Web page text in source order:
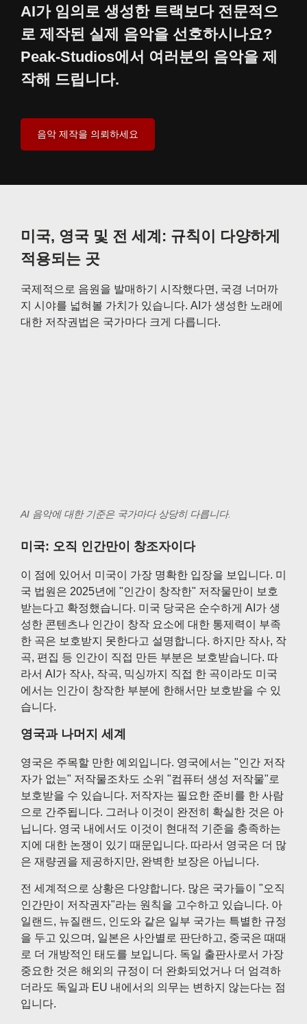
AI가 임의로 생성한 트랙보다 전문적으
로 제작된 실제 음악을 선호하시나요?
Peak-Studios에서 여러분의 음악을 제
작해 드립니다.
음악 제작을 의뢰하세요
미국, 영국 및 전 세계: 규칙이 다양하게
적용되는 곳
국제적으로 음원을 발매하기 시작했다면, 국경 너머까
지 시야를 넓혀볼 가치가 있습니다. AI가 생성한 노래에
대한 저작권법은 국가마다 크게 다릅니다.
AI 음악에 대한 기준은 국가마다 상당히 다릅니다.
미국: 오직 인간만이 창조자이다
이 점에 있어서 미국이 가장 명확한 입장을 보입니다. 미
국 법원은 2025년에 "인간이 창작한" 저작물만이 보호
받는다고 확정했습니다. 미국 당국은 순수하게 AI가 생
성한 콘텐츠나 인간이 창작 요소에 대한 통제력이 부족
한 곡은 보호받지 못한다고 설명합니다. 하지만 작사, 작
곡, 편집 등 인간이 직접 만든 부분은 보호받습니다. 따
라서 AI가 작사, 작곡, 믹싱까지 직접 한 곡이라도 미국
에서는 인간이 창작한 부분에 한해서만 보호받을 수 있
습니다.
영국과 나머지 세계
영국은 주목할 만한 예외입니다. 영국에서는 "인간 저작
자가 없는" 저작물조차도 소위 "컴퓨터 생성 저작물"로
보호받을 수 있습니다. 저작자는 필요한 준비를 한 사람
으로 간주됩니다. 그러나 이것이 완전히 확실한 것은 아
닙니다. 영국 내에서도 이것이 현대적 기준을 충족하는
지에 대한 논쟁이 있기 때문입니다. 따라서 영국은 더 많
은 재량권을 제공하지만, 완벽한 보장은 아닙니다.
전 세계적으로 상황은 다양합니다. 많은 국가들이 "오직
인간만이 저작권자"라는 원칙을 고수하고 있습니다. 아
일랜드, 뉴질랜드, 인도와 같은 일부 국가는 특별한 규정
을 두고 있으며, 일본은 사안별로 판단하고, 중국은 때때
로 더 개방적인 태도를 보입니다. 독일 출판사로서 가장
중요한 것은 해외의 규정이 더 완화되었거나 더 엄격하
더라도 독일과 EU 내에서의 의무는 변하지 않는다는 점
입니다.